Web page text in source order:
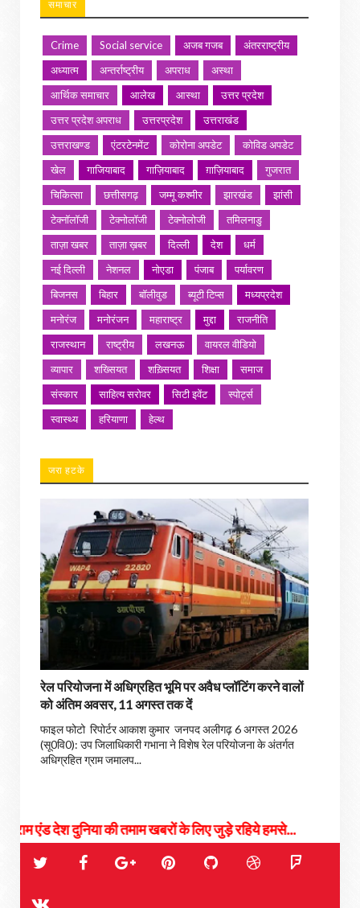
समाचार
Crime Social service अजब गजब
अंतरराष्ट्रीय
अध्यात्म
अन्तर्राष्ट्रीय अपराध
अस्था
आर्थिक समाचार
आलेख आस्था
उत्तर प्रदेश
उत्तर प्रदेश अपराध
उत्तरप्रदेश
उत्तराखंड
उत्तराखण्ड
एंटरटेनमेंट कोरोना अपडेट
कोविड अपडेट
खेल
गाजियाबाद गाज़ियाबाद ग़ाज़ियाबाद
गुजरात
चिकित्सा
छत्तीसगढ़ जम्मू कश्मीर झारखंड
झांसी
टेक्नॉलॉजी
टेक्नोलॉजी टेक्नोलोजी
तमिलनाडु
ताज़ा खबर
ताज़ा ख़बर दिल्ली देश
धर्म
नई दिल्ली
नेशनल नोएडा पंजाब
पर्यावरण
बिजनस
बिहार बॉलीवुड ब्यूटी टिप्स
मध्यप्रदेश
मनोरंज
मनोरंजन महाराष्ट्र मुद्दा
राजनीति
राजस्थान
राष्ट्रीय लखनऊ
वायरल वीडियो
व्यापार
शख्सियत शख़्सियत शिक्षा
समाज
संस्कार
साहित्य सरोवर सिटी इवेंट
स्पोर्ट्स
स्वास्थ्य
हरियाणा हेल्थ
जरा हटके
रेल परियोजना में अधिग्रहित भूमि पर अवैध प्लॉटिंग करने वालों
को अंतिम अवसर, 11 अगस्त तक दें
फाइल फोटो रिपोर्टर आकाश कुमार जनपद अलीगढ़ 6 अगस्त 2026
(सू0वि0): उप जिलाधिकारी गभाना ने विशेष रेल परियोजना के अंतर्गत
अधिग्रहित ग्राम जमालप...
देश दुनिया की तमाम खबरों के लिए जुड़े रहिये हमसे...